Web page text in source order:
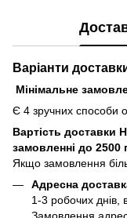
Варіанти
Мінімальне
Є 4 зручних способи
Вартість
замовленні до 2500
Якщо замовлення
Адресна
1-3 робочих днів,